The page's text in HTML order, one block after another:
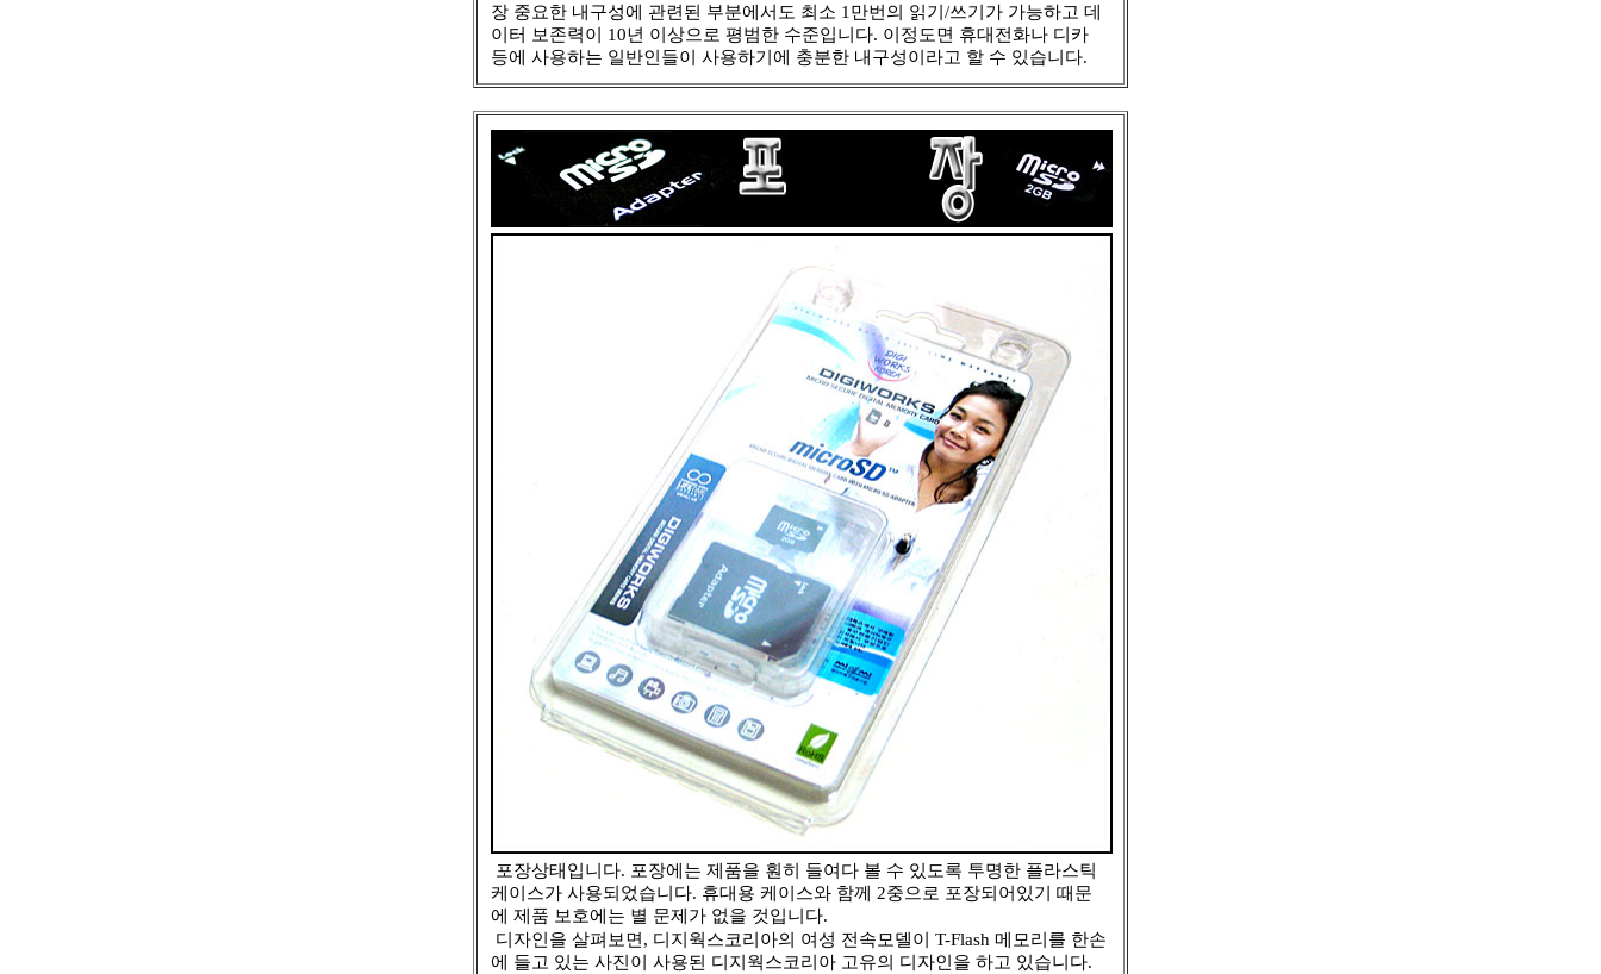
장 중요한 내구성에 관련된 부분에서도 최소 1만번의 읽기/쓰기가 가능하고 데
이터 보존력이 10년 이상으로 평범한 수준입니다. 이정도면 휴대전화나 디카
등에 사용하는 일반인들이 사용하기에 충분한 내구성이라고 할 수 있습니다.
포장상태입니다. 포장에는 제품을 훤히 들여다 볼 수 있도록 투명한 플라스틱
케이스가 사용되었습니다. 휴대용 케이스와 함께 2중으로 포장되어있기 때문
에 제품 보호에는 별 문제가 없을 것입니다.
디자인을 살펴보면, 디지웍스코리아의 여성 전속모델이 T-Flash 메모리를 한손
에 들고 있는 사진이 사용된 디지웍스코리아 고유의 디자인을 하고 있습니다.